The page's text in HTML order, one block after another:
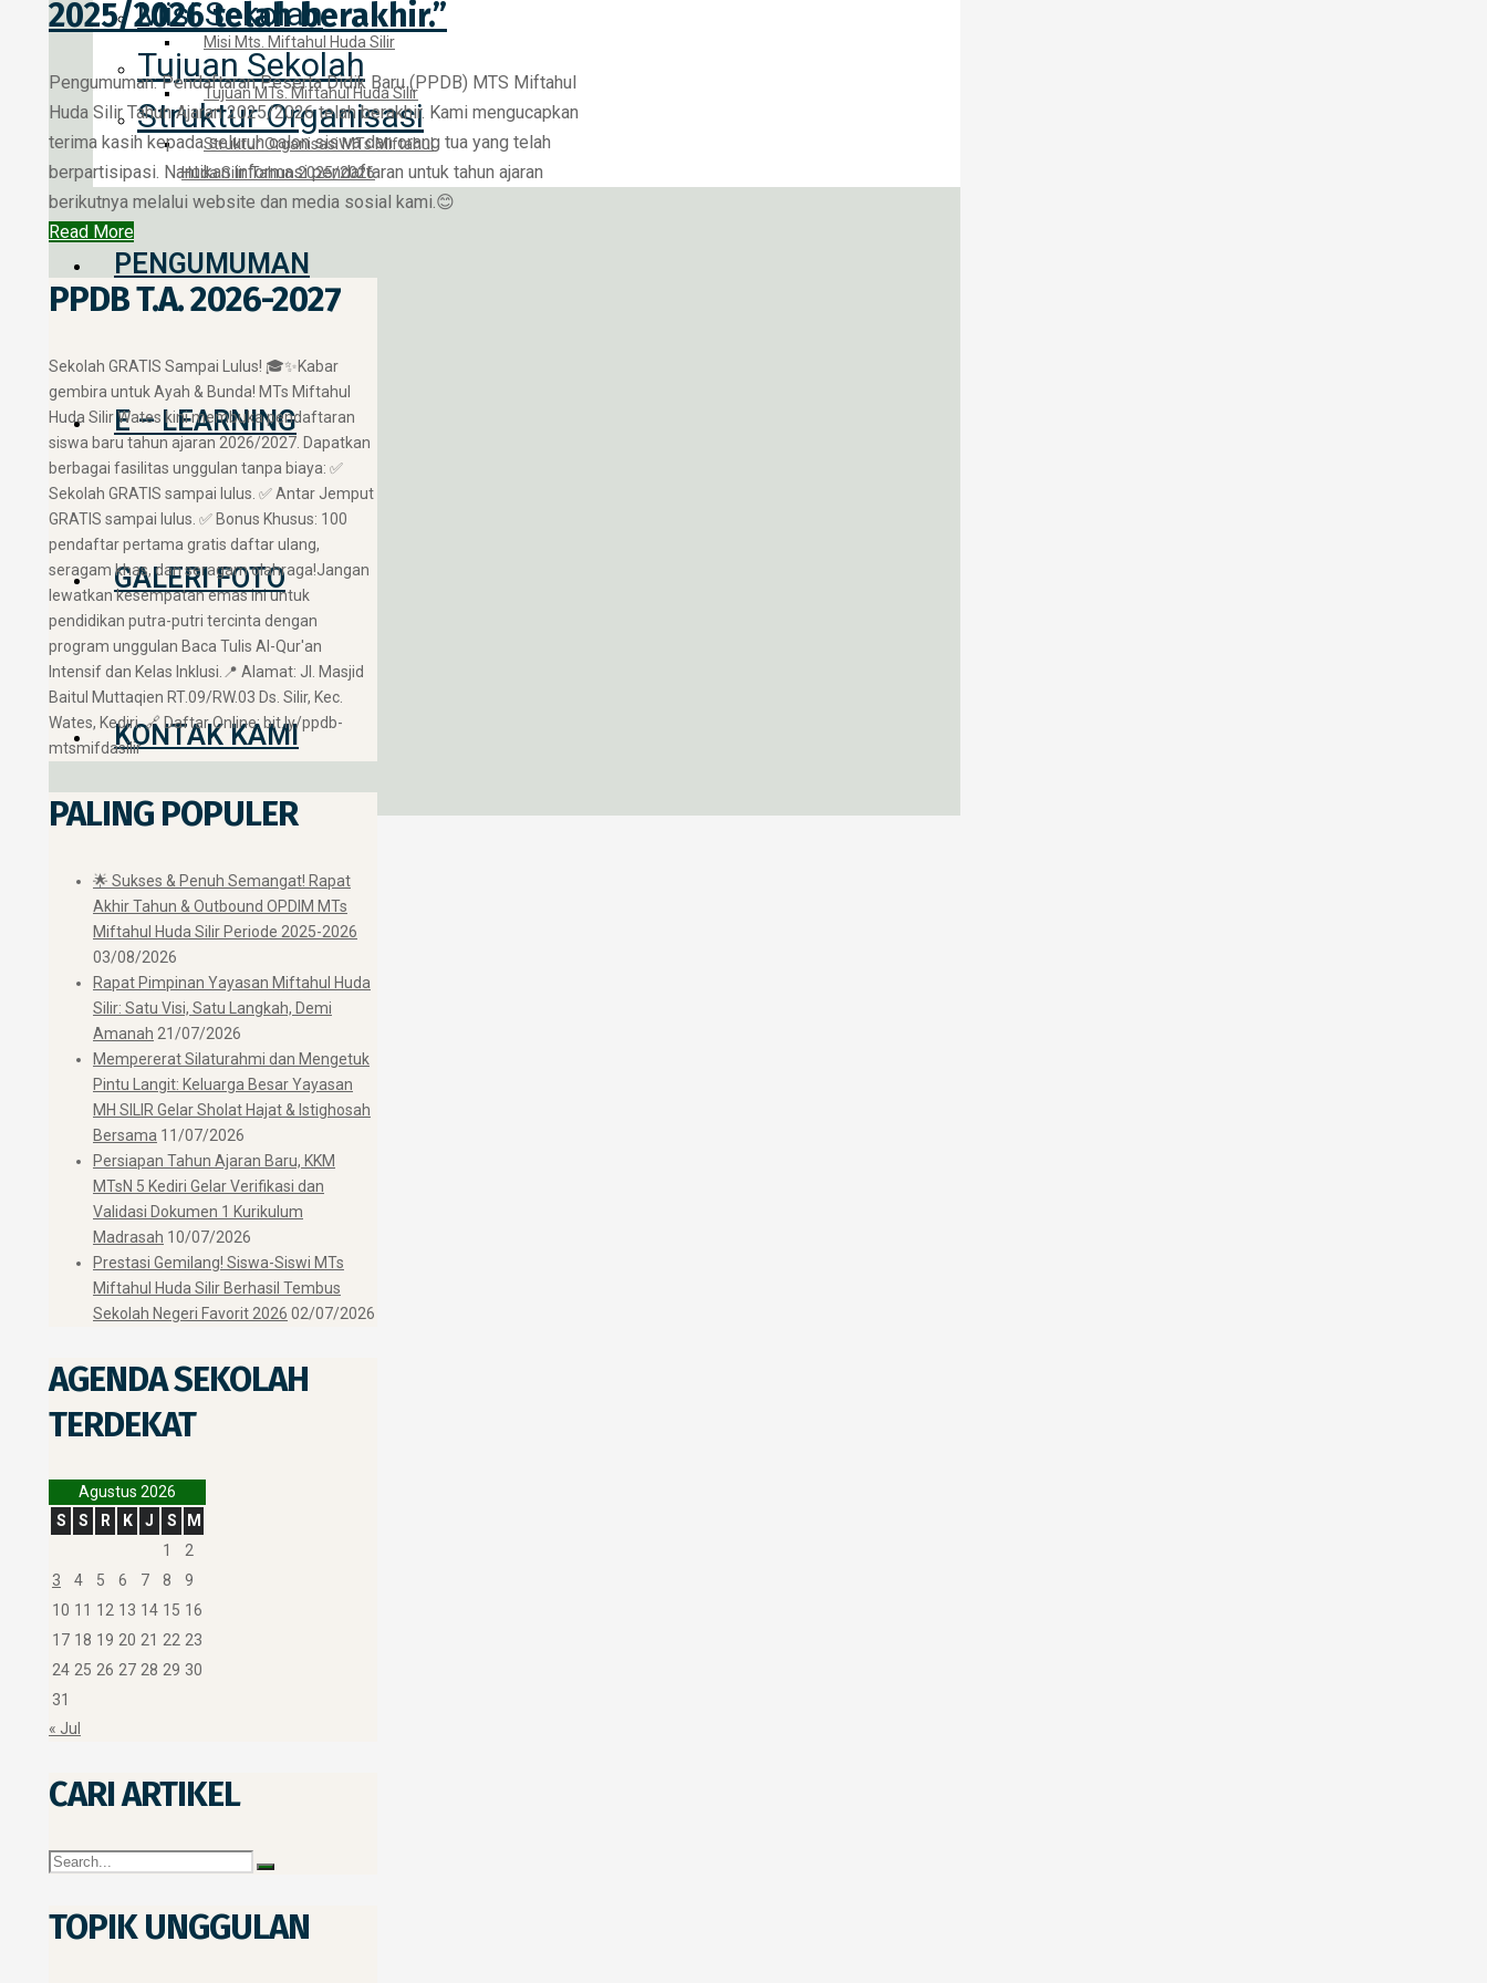
Misi Sekolah
Misi Mts. Miftahul Huda Silir
Tujuan Sekolah
Tujuan MTs. Miftahul Huda Silir
Struktur Organisasi
Struktur Organisasi MTs Miftahul
Huda Silir Tahun 2025/2026
PENGUMUMAN
E – LEARNING
GALERI FOTO
KONTAK KAMI
2025/2026 telah berakhir.”
Pengumuman: Pendaftaran Peserta Didik Baru (PPDB) MTS Miftahul
Huda Silir Tahun Ajaran 2025/2026 telah berakhir. Kami mengucapkan
terima kasih kepada seluruh calon siswa dan orang tua yang telah
berpartisipasi. Nantikan informasi pendaftaran untuk tahun ajaran
berikutnya melalui website dan media sosial kami.😊
Read More
PPDB T.A. 2026-2027
​Sekolah GRATIS Sampai Lulus! 🎓✨ ​Kabar
gembira untuk Ayah & Bunda! MTs Miftahul
Huda Silir Wates kini membuka pendaftaran
siswa baru tahun ajaran 2026/2027. Dapatkan
berbagai fasilitas unggulan tanpa biaya: ✅
Sekolah GRATIS sampai lulus. ✅ Antar Jemput
GRATIS sampai lulus. ✅ Bonus Khusus: 100
pendaftar pertama gratis daftar ulang,
seragam khas, dan seragam olahraga! ​Jangan
lewatkan kesempatan emas ini untuk
pendidikan putra-putri tercinta dengan
program unggulan Baca Tulis Al-Qur'an
Intensif dan Kelas Inklusi. ​📍 Alamat: Jl. Masjid
Baitul Muttaqien RT.09/RW.03 Ds. Silir, Kec.
Wates, Kediri. 🔗 Daftar Online: bit.ly/ppdb-
mtsmifdasilir
PALING POPULER
🌟 Sukses & Penuh Semangat! Rapat
Akhir Tahun & Outbound OPDIM MTs
Miftahul Huda Silir Periode 2025-2026
03/08/2026
Rapat Pimpinan Yayasan Miftahul Huda
Silir: Satu Visi, Satu Langkah, Demi
Amanah 21/07/2026
Mempererat Silaturahmi dan Mengetuk
Pintu Langit: Keluarga Besar Yayasan
MH SILIR Gelar Sholat Hajat & Istighosah
Bersama 11/07/2026
Persiapan Tahun Ajaran Baru, KKM
MTsN 5 Kediri Gelar Verifikasi dan
Validasi Dokumen 1 Kurikulum
Madrasah 10/07/2026
Prestasi Gemilang! Siswa-Siswi MTs
Miftahul Huda Silir Berhasil Tembus
Sekolah Negeri Favorit 2026 02/07/2026
AGENDA SEKOLAH
TERDEKAT
Agustus 2026
S
S R K J S
M
1
2
3
4 5 6 7 8
9
10 11 12 13 14 15 16
17 18 19 20 21 22 23
24 25 26 27 28 29 30
31
« Jul
CARI ARTIKEL
TOPIK UNGGULAN